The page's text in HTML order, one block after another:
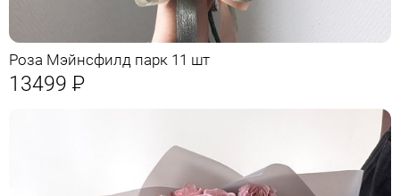
Роза Мэйнсфилд парк 11 шт
13499 Р